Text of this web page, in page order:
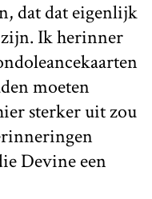
dat dat eigenlijk
Ik herinner
moeten
sterker uit zou
Devine een